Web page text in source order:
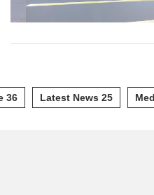
36 Latest News 25